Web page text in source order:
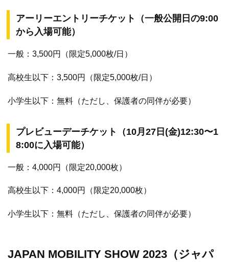
アーリーエントリーチケット（一般公開日の9:00
から入場可能）
一般：3,500円（限定5,000枚/日）
高校生以下：3,500円（限定5,000枚/日）
小学生以下：無料（ただし、保護者の同伴が必要）
プレビューデーチケット（10月27日(金)12:30〜1
8:00に入場可能）
一般：4,000円（限定20,000枚）
高校生以下：4,000円（限定20,000枚）
小学生以下：無料（ただし、保護者の同伴が必要）
JAPAN MOBILITY SHOW 2023（ジャパ